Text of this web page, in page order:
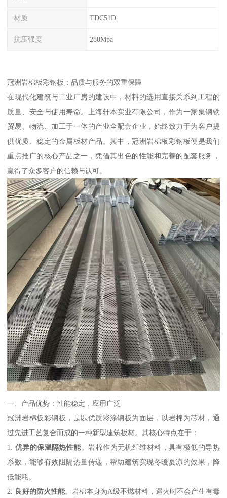
材质 TDC51D
抗压强度 280Mpa
冠洲岩棉板彩钢板：品质与服务的双重保障
在现代化建筑与工业厂房的建设中，材料的选用直接关系到工程的
质量、安全与使用寿命。上海轩本实业有限公司，作为一家集钢铁
贸易、物流、加工于一体的产业全配套企业，始终致力于为客户提
供优质、稳定的金属板材产品。其中，冠洲岩棉板彩钢板便是我们
重点推广的核心产品之一，凭借其出色的性能和完善的配套服务，
赢得了众多客户的信赖与认可。
一、产品优势：性能稳定，应用广泛
冠洲岩棉板彩钢板，是以优质彩涂钢板为面层，以岩棉为芯材，通
过先进工艺复合而成的一种新型建筑板材。其核心特点在于：
1. 优异的保温隔热性能。岩棉作为无机纤维材料，具有极低的导热
系数，能够有效阻隔热量传递，帮助建筑实现冬暖夏凉的效果，降
低能耗。
2. 良好的防火性能。岩棉本身为A级不燃材料，遇火时不会产生有毒